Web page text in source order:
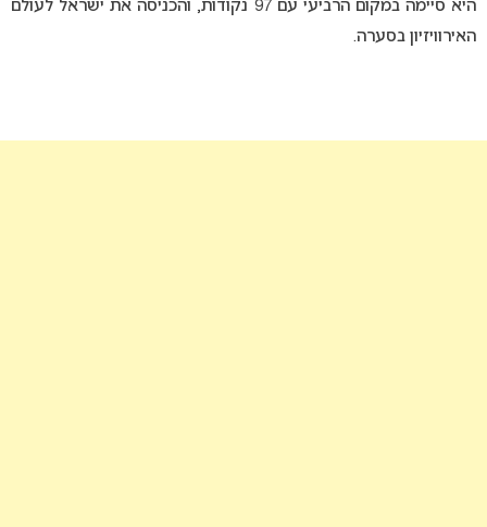
היא סיימה במקום הרביעי עם 97 נקודות, והכניסה את ישראל לעולם
האירוויזיון בסערה.